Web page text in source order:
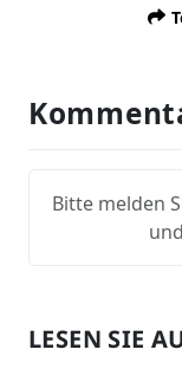
Bitte melden
LESEN SIE